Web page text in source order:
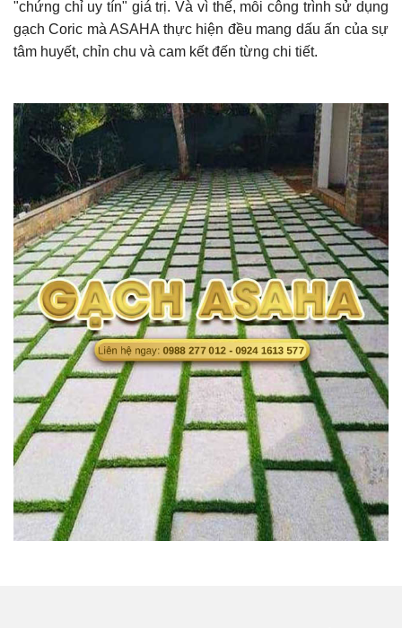
"chứng chỉ uy tín" giá trị. Và vì thế, mỗi công trình sử dụng
gạch Coric mà ASAHA thực hiện đều mang dấu ấn của sự
tâm huyết, chỉn chu và cam kết đến từng chi tiết.